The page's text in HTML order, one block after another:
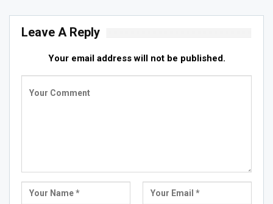
Leave A Reply
Your email address will not be published.